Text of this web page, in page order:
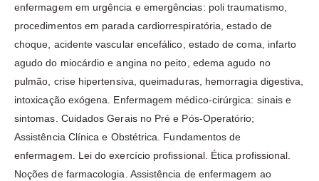
enfermagem em urgência e emergências: poli traumatismo,
procedimentos em parada cardiorrespiratória, estado de
choque, acidente vascular encefálico, estado de coma, infarto
agudo do miocárdio e angina no peito, edema agudo no
pulmão, crise hipertensiva, queimaduras, hemorragia digestiva,
intoxicação exógena. Enfermagem médico-cirúrgica: sinais e
sintomas. Cuidados Gerais no Pré e Pós-Operatório;
Assistência Clínica e Obstétrica. Fundamentos de
enfermagem. Lei do exercício profissional. Ética profissional.
Noções de farmacologia. Assistência de enfermagem ao